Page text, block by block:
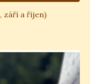
září a říjen)